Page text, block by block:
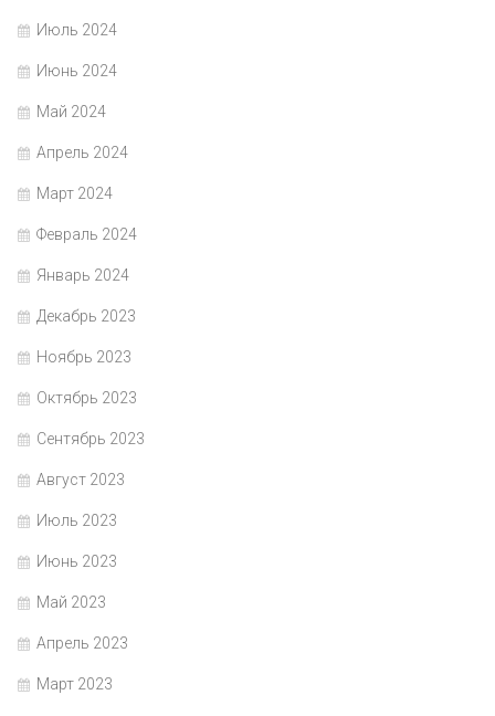
Июль 2024
Июнь 2024
Май 2024
Апрель 2024
Март 2024
Февраль 2024
Январь 2024
Декабрь 2023
Ноябрь 2023
Октябрь 2023
Сентябрь 2023
Август 2023
Июль 2023
Июнь 2023
Май 2023
Апрель 2023
Март 2023